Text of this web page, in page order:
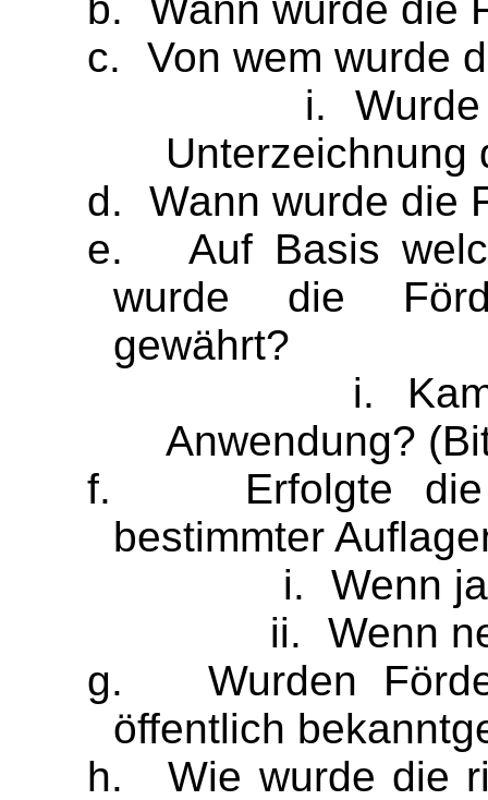
b.
Wann wurde die
c.
Von wem wurde
i.
Unterzeichnung
d.
Wann wurde die
e.
Auf Basis
wurde die
gewährt?
i.
Anwendung?
f.
Erfolgte
bestimmter
i.
Wenn
ii.
Wenn
g.
Wurden
öffentlich
h.
Wie wurde die